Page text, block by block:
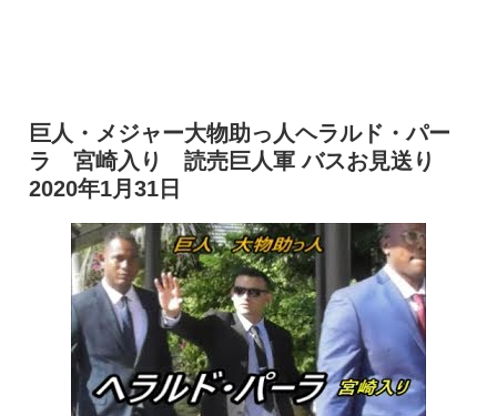
巨人・メジャー大物助っ人ヘラルド・パー
ラ 宮崎入り 読売巨人軍 バスお見送り
2020年1月31日